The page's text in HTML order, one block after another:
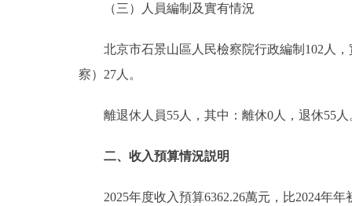
（三）人員編制及實有情況
北京市石景山區人民檢察院行政編制102人，
察）27人。
離退休人員55人，其中：離休0人，退休55人
二、收入預算情況説明
2025年度收入預算6362.26萬元，比2024年年